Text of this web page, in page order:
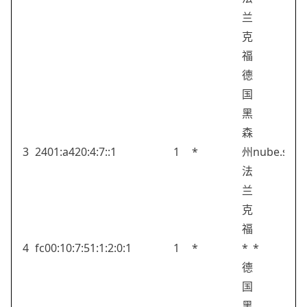
兰
克
福
3 2401:a420:4:7::1 1 *
德
国
黑
森
州
法
兰
克
福
nube.sh
4 fc00:10:7:51:1:2:0:1 1 * * *
德
国